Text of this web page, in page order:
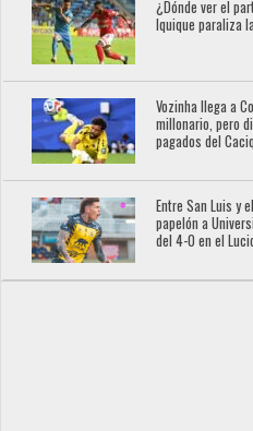
¿Dónde ver el
Iquique paraliza
Vozinha llega a
millonario, pero
pagados del
Entre San Luis y
papelón a
del 4-0 en el